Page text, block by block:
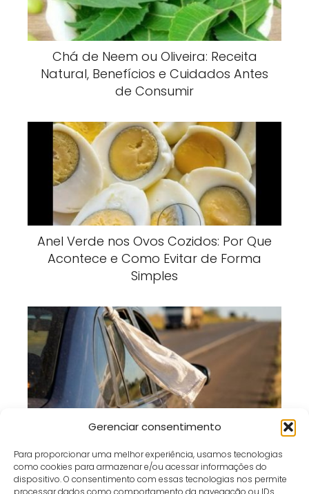
Gerenciar consentimento
Para proporcionar uma melhor experiência, usamos tecnologias
como cookies para armazenar e/ou acessar informações do
dispositivo. O consentimento com essas tecnologias nos permite
processar dados como comportamento da navegação ou IDs
Chá de Neem ou Oliveira: Receita
Natural, Benefícios e Cuidados Antes
de Consumir
Anel Verde nos Ovos Cozidos: Por Que
Acontece e Como Evitar de Forma
Simples
Pano Branco no Carro Parado: O Que